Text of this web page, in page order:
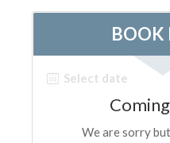
Boboli
The
Vasari